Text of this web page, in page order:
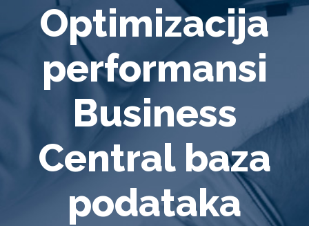
Optimizacija
performansi
Business
Central baza
podataka